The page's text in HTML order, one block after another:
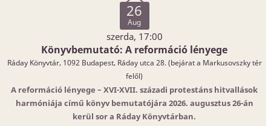
26
Aug
szerda, 17:00
Könyvbemutató: A reformáció lényege
Ráday Könyvtár, 1092 Budapest, Ráday utca 28. (bejárat a Markusovszky tér
felől)
A reformáció lényege – XVI-XVII. századi protestáns hitvallások
harmóniája című könyv bemutatójára 2026. augusztus 26-án
kerül sor a Ráday Könyvtárban.